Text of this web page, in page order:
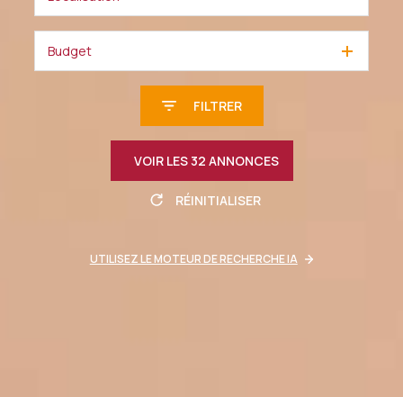
Budget
FILTRER
VOIR LES32 ANNONCES
RÉINITIALISER
UTILISEZ LE MOTEUR DE RECHERCHE IA